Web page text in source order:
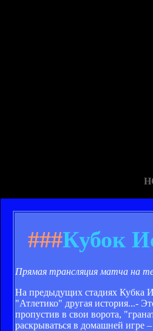
###Кубок
Прямая трансляция матча на
На предыдущих стадиях Кубка
"Атлетико" другая история...-
пропустив в свои ворота,
раскрываться в домашней игре –